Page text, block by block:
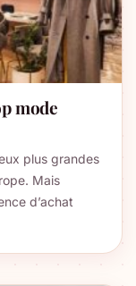
mode
plus grandes
Mais
d’achat